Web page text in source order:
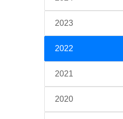
2023
2022
2021
2020